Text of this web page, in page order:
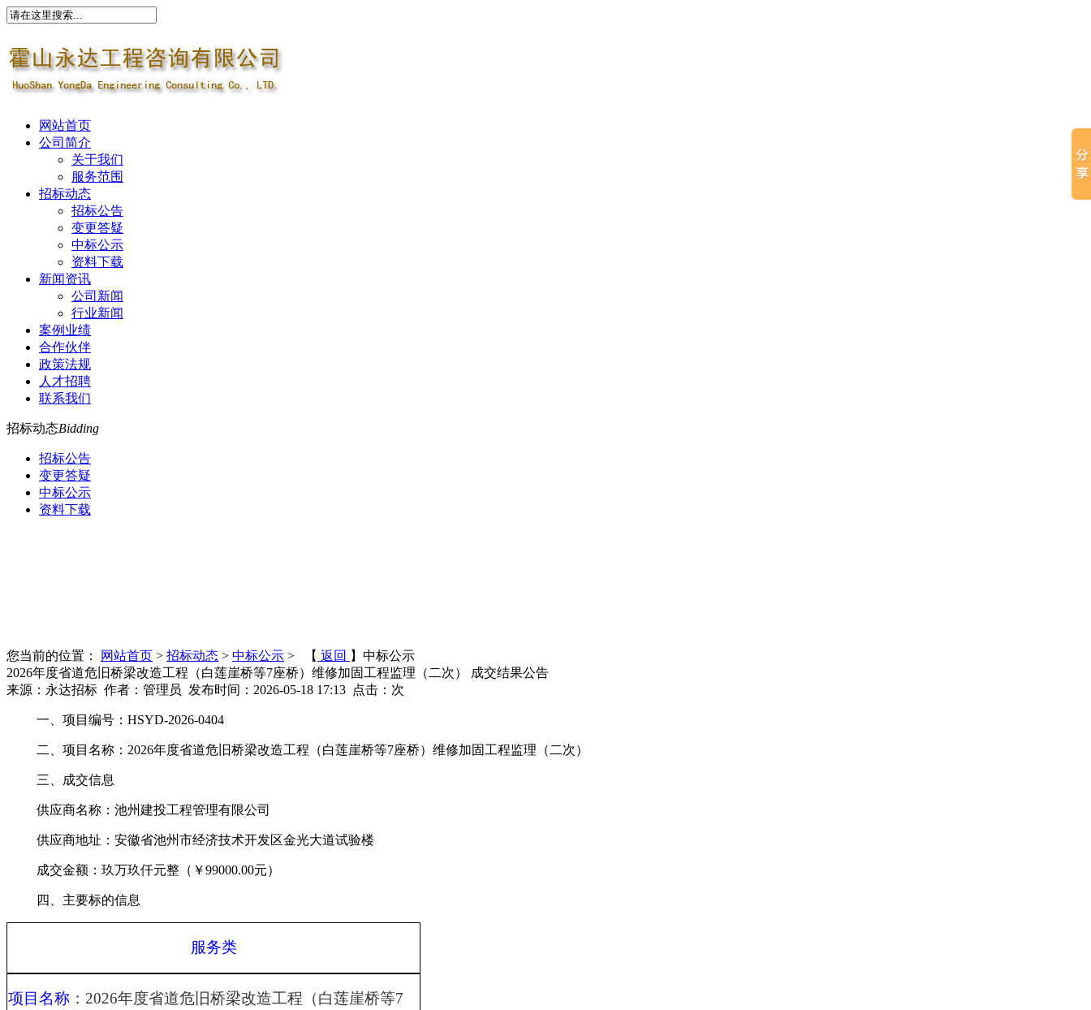
网站首页
公司简介
关于我们
服务范围
招标动态
招标公告
变更答疑
中标公示
资料下载
新闻资讯
公司新闻
行业新闻
案例业绩
合作伙伴
政策法规
人才招聘
联系我们
招标动态Bidding
招标公告
变更答疑
中标公示
资料下载
您当前的位置： 网站首页 > 招标动态 > 中标公示 > 【 返回 】 中标公示
2026年度省道危旧桥梁改造工程（白莲崖桥等7座桥）维修加固工程监理（二次） 成交结果公告
来源：永达招标 作者：管理员 发布时间：2026-05-18 17:13 点击： 次
一、项目编号：HSYD-2026-0404
二、项目名称： 2026年度省道危旧桥梁改造工程（白莲崖桥等7座桥）维修加固工程监理（二次）
三、成交信息
供应商名称：池州建投工程管理有限公司
供应商地址：安徽省池州市经济技术开发区金光大道试验楼
成交金额：玖万玖仟元整（￥99000.00元）
四、主要标的信息
服务类
项目名称 ：2026年度省道危旧桥梁改造工程（白莲崖桥等7